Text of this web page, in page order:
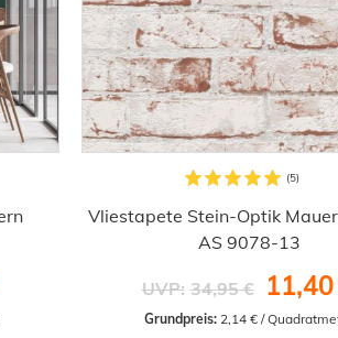
Vliestapete Stein-Optik
AS 9078-13
UVP: 34,95 €
Grundpreis: 2,14 € /